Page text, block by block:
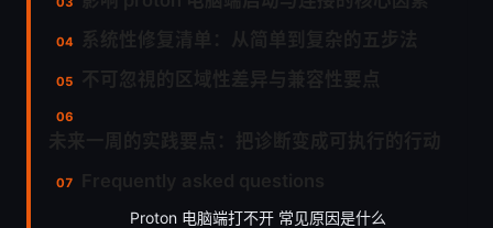
Proton 电脑端打不开 常见原因是什么